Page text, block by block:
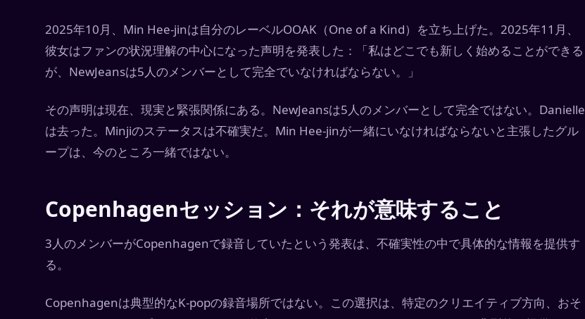
2025年10月、Min Hee-jinは自分のレーベルOOAK（One of a Kind）を立ち上げた。2025年11月、
彼女はファンの状況理解の中心になった声明を発表した：「私はどこでも新しく始めることができる
が、NewJeansは5人のメンバーとして完全でいなければならない。」
その声明は現在、現実と緊張関係にある。NewJeansは5人のメンバーとして完全ではない。Danielle
は去った。Minjiのステータスは不確実だ。Min Hee-jinが一緒にいなければならないと主張したグル
ープは、今のところ一緒ではない。
Copenhagenセッション：それが意味すること
3人のメンバーがCopenhagenで録音していたという発表は、不確実性の中で具体的な情報を提供す
る。
Copenhagenは典型的なK-popの録音場所ではない。この選択は、特定のクリエイティブ方向、おそ